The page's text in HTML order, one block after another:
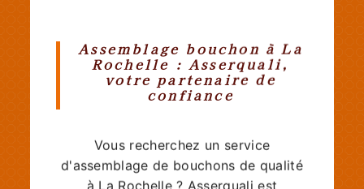
Assemblage bouchon à La
Rochelle : Asserquali,
votre partenaire de
confiance
Vous recherchez un service
d'assemblage de bouchons de qualité
à La Rochelle ? Asserquali est